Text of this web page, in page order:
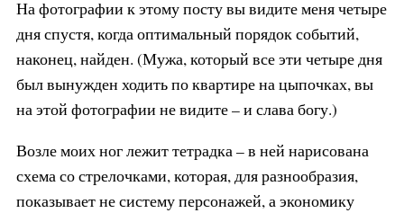
На фотографии к этому посту вы видите меня четыре
дня спустя, когда оптимальный порядок событий,
наконец, найден. (Мужа, который все эти четыре дня
был вынужден ходить по квартире на цыпочках, вы
на этой фотографии не видите – и слава богу.)
Возле моих ног лежит тетрадка – в ней нарисована
схема со стрелочками, которая, для разнообразия,
показывает не систему персонажей, а экономику